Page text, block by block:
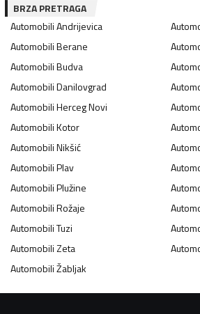
BRZA PRETRAGA
AutomobiliAndrijevica
AutomobiliBerane
AutomobiliBudva
AutomobiliDanilovgrad
AutomobiliHerceg Novi
AutomobiliKotor
AutomobiliNikšić
AutomobiliPlav
AutomobiliPlužine
AutomobiliRožaje
AutomobiliTuzi
AutomobiliZeta
AutomobiliŽabljak